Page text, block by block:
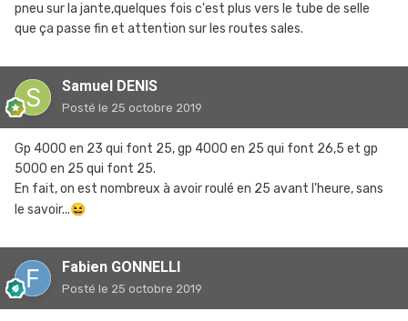
pneu sur la jante,quelques fois c'est plus vers le tube de selle
que ça passe fin et attention sur les routes sales.
Samuel DENIS
Posté le 25 octobre 2019
Gp 4000 en 23 qui font 25, gp 4000 en 25 qui font 26,5 et gp
5000 en 25 qui font 25.
En fait, on est nombreux à avoir roulé en 25 avant l'heure, sans
le savoir...😆
Fabien GONNELLI
Posté le 25 octobre 2019